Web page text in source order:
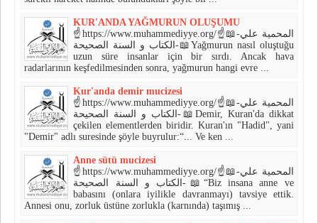
KUR'ANDA YAĞMURUN OLUŞUMU
☝https://www.muhammediyye.org/☝📖-المحمية علي
الكتاب و السنة الصحيحة-📖Yağmurun nasıl oluştuğu
uzun süre insanlar için bir sırdı. Ancak hava
radarlarının keşfedilmesinden sonra, yağmurun hangi evre ...
Kur'anda demir mucizesi
☝https://www.muhammediyye.org/☝📖-المحمية علي
الكتاب و السنة الصحيحة-📖Demir, Kuran'da dikkat
çekilen elementlerden biridir. Kuran'ın "Hadid", yani
"Demir" adlı suresinde şöyle buyrulur:“... Ve ken ...
Anne sütü mucizesi
☝https://www.muhammediyye.org/☝📖-المحمية علي
الكتاب و السنة الصحيحة-📖“Biz insana anne ve
babasını (onlara iyilikle davranmayı) tavsiye ettik.
Annesi onu, zorluk üstüne zorlukla (karnında) taşımış ...